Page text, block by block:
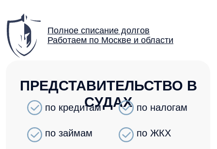
Полное списание долгов
Работаем по Москве и области
СУДАХ
БЕЗ КОЛЛЕКТОРОВ, СУДОВ И
по кредитам по налогам
по займам по ЖКХ